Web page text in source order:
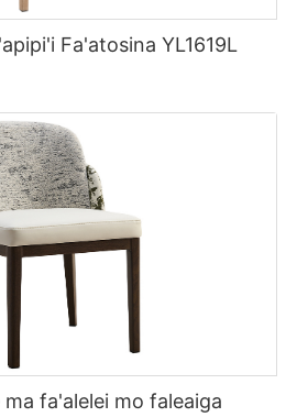
Fa'atosina YL1619L
fa'alelei mo faleaiga